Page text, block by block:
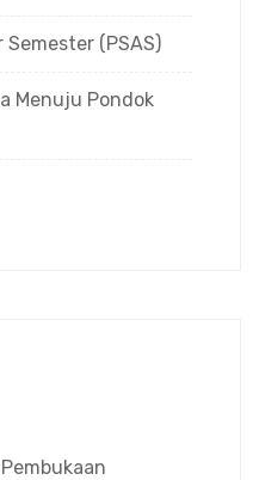
(PSAS)
Menuju Pondok
Pembukaan